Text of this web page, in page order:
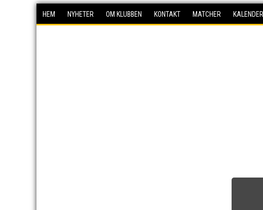
HEM NYHETER OM KLUBBEN KONTAKT MATCHER KALENDER